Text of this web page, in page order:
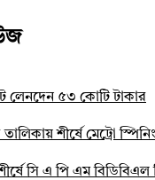
লেনদেন ৫৩ কোটি টাকার
শীর্ষে মেট্রো স্পিনিং
সি এ পি এম